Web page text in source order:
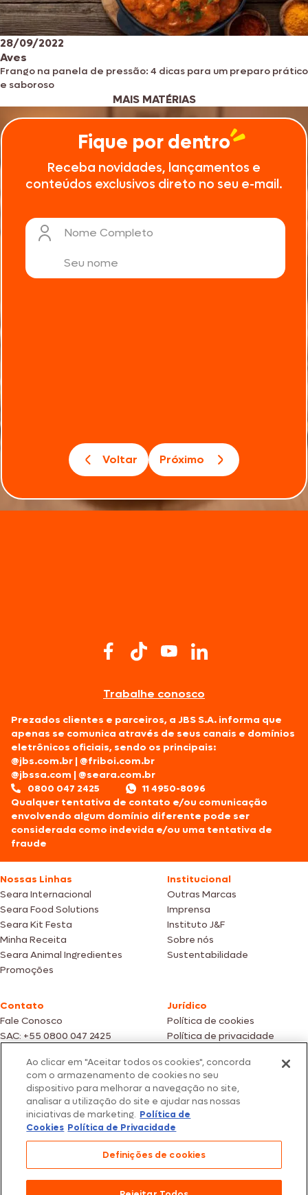
28/09/2022
Aves
Frango na panela de pressão: 4 dicas para um preparo prático
e saboroso
MAIS MATÉRIAS
Fique por dentro
Receba novidades, lançamentos e
conteúdos exclusivos direto no seu e-mail.
Nome Completo
Voltar Próximo
Trabalhe conosco
Prezados clientes e parceiros, a JBS S.A. informa que
apenas se comunica através de seus canais e domínios
eletrônicos oficiais, sendo os principais:
@jbs.com.br |@friboi.com.br
@jbssa.com |@seara.com.br
0800 047 2425
11 4950-8096
Qualquer tentativa de contato e/ou comunicação
envolvendo algum domínio diferente pode ser
considerada como indevida e/ou uma tentativa de
fraude
Nossas Linhas
Seara Internacional
Seara Food Solutions
Seara Kit Festa
Minha Receita
Seara Animal Ingredientes
Promoções
Institucional
Outras Marcas
Imprensa
Instituto J&F
Sobre nós
Sustentabilidade
Contato
Fale Conosco
SAC: +55 0800 047 2425
Jurídico
Política de cookies
Política de privacidade
Fotos meramente ilustrativas | Ofertas válidas enquanto durarem os
estoques dos nossos parceiros | Vendas sujeitas a análise e confirmação
de dados.
Os preços, promoções e condições de pagamento são válidos
exclusivamente para compras efetuadas em nossos parceiros.
Todos os produtos estão sujeitos a disponibilidade de estoque.
São Paulo/SP – CEP 05.118-100
© 2026 Seara. Todos os direitos reservados
Ao clicar em "Aceitar todos os cookies", concorda
com o armazenamento de cookies no seu
dispositivo para melhorar a navegação no site,
analisar a utilização do site e ajudar nas nossas
iniciativas de marketing. Política de
Cookies Política de Privacidade
Definições de cookies